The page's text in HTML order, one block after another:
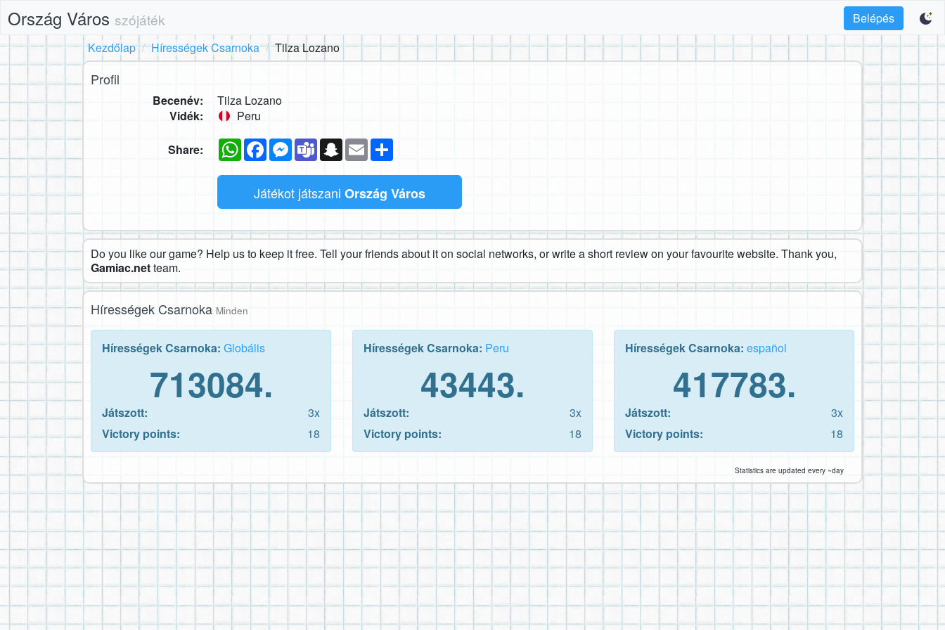
Ország Város szójáték
Belépés
Kezdőlap
Hírességek Csarnoka Tilza Lozano
Profil
Becenév:
Tilza Lozano
Vidék:
Peru
Share: WhatsAppFacebookMessenger
TeamsSnapchat
Email
Játékot játszani Ország Város
Do you like our game? Help us to keep it free. Tell your friends about it on social networks, or write a short review on your favourite website. Thank you,
Gamiac.netteam.
Hírességek Csarnoka Minden
Hírességek Csarnoka: Globális
713084.
Játszott:
3x
Victory points:
18
Hírességek Csarnoka: Peru
43443.
Játszott:
3x
Victory points:
18
Hírességek Csarnoka: español
417783.
Játszott:
3x
Victory points:
18
Statistics are updated every ~day